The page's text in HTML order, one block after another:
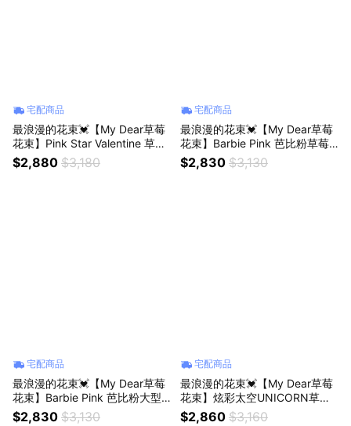
宅配商品
最浪漫的花束💓【My Dear草莓
花束】Pink Star Valentine 草莓
花束禮盒組（贈送好吃牛奶煉
乳）獅子座生日禮物
$2,880 $3,180
宅配商品
最浪漫的花束💓【My Dear草莓
花束】Barbie Pink 芭比粉草莓
花束禮盒組（贈送好吃牛奶煉
乳）獅子座生日禮物
$2,830 $3,130
宅配商品
最浪漫的花束💓【My Dear草莓
花束】Barbie Pink 芭比粉大型
草莓花束 獅子座生日禮物
$2,830 $3,130
宅配商品
最浪漫的花束💓【My Dear草莓
花束】炫彩太空UNICORN草莓
花束大型 獅子座生日禮物
$2,860 $3,160